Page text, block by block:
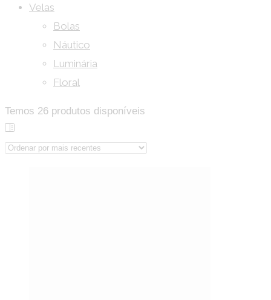
Velas
Bolas
Náutico
Luminária
Floral
Temos 26 produtos disponíveis